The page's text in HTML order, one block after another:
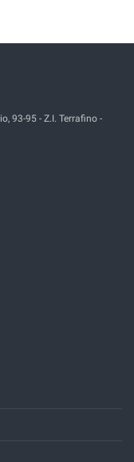
93-95 - Z.I. Terrafino -